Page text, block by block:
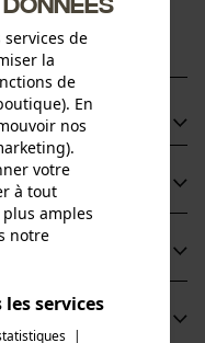
et sèchent très
en mérinos sont
de
la
de
En
nos
votre
à tout
amples
notre
services
|
Veuillez